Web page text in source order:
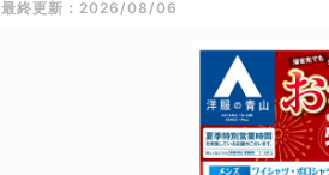
最終更新：2026/08/06